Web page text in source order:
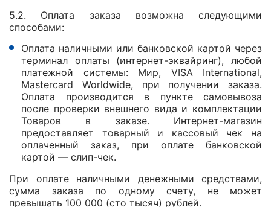
5.2. Оплата заказа возможна следующими
способами:
Оплата наличными или банковской картой через
терминал оплаты (интернет-эквайринг), любой
платежной системы: Мир, VISA International,
Mastercard Worldwide, при получении заказа.
Оплата производится в пункте самовывоза
после проверки внешнего вида и комплектации
Товаров в заказе. Интернет-магазин
предоставляет товарный и кассовый чек на
оплаченный заказ, при оплате банковской
картой — слип-чек.
При оплате наличными денежными средствами,
сумма заказа по одному счету, не может
превышать 100 000 (сто тысяч) рублей.